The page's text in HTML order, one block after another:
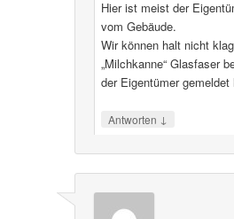
Hier ist meist der
vom Gebäude.
Wir können halt nicht
„Milchkanne“ Glasfaser
der Eigentümer gemeldet
Antworten ↓